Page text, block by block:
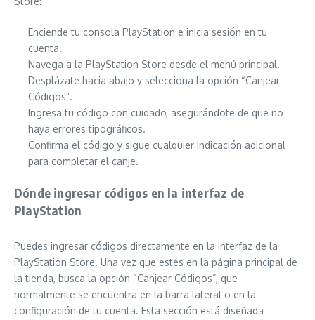
Enciende tu consola PlayStation e inicia sesión en tu
cuenta.
Navega a la PlayStation Store desde el menú principal.
Desplázate hacia abajo y selecciona la opción “Canjear
Códigos”.
Ingresa tu código con cuidado, asegurándote de que no
haya errores tipográficos.
Confirma el código y sigue cualquier indicación adicional
para completar el canje.
Dónde ingresar códigos en la interfaz de
PlayStation
Puedes ingresar códigos directamente en la interfaz de la
PlayStation Store. Una vez que estés en la página principal de
la tienda, busca la opción “Canjear Códigos”, que
normalmente se encuentra en la barra lateral o en la
configuración de tu cuenta. Esta sección está diseñada